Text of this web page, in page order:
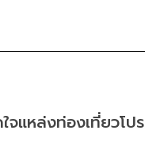
จแหล่งท่องเที่ยว